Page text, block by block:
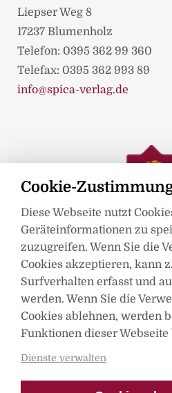
Cookie-
Diese Webseite nutzt
Geräteinformationen zu
zuzugreifen. Wenn Sie die
Cookies akzeptieren, kann
Surfverhalten erfasst und
werden. Wenn Sie die
Cookies ablehnen, werden
Funktionen dieser
Dienste verwalten
Liepser Weg 8
17237 Blumenholz
Telefon: 0395 362 99 360
Telefax: 0395 362 993 89
info@spica-verlag.de
Mitglied